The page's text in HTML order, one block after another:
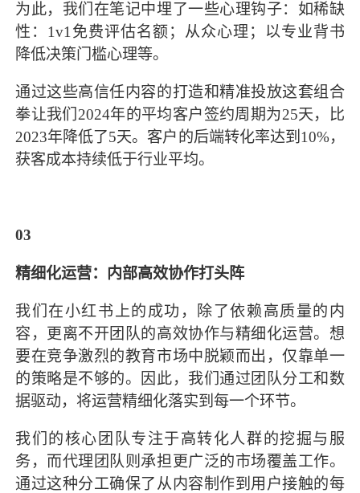
为此，我们在笔记中埋了一些心理钩子：如稀缺
性：1v1免费评估名额；从众心理；以专业背书
降低决策门槛心理等。
通过这些高信任内容的打造和精准投放这套组合
拳让我们2024年的平均客户签约周期为25天，比
2023年降低了5天。客户的后端转化率达到10%，
获客成本持续低于行业平均。
03
精细化运营：内部高效协作打头阵
我们在小红书上的成功，除了依赖高质量的内
容，更离不开团队的高效协作与精细化运营。想
要在竞争激烈的教育市场中脱颖而出，仅靠单一
的策略是不够的。因此，我们通过团队分工和数
据驱动，将运营精细化落实到每一个环节。
我们的核心团队专注于高转化人群的挖掘与服
务，而代理团队则承担更广泛的市场覆盖工作。
通过这种分工确保了从内容制作到用户接触的每